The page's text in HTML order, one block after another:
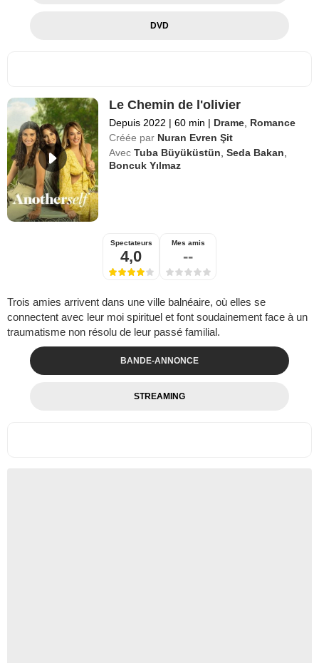
DVD
Le Chemin de l'olivier
Depuis 2022 | 60 min | Drame, Romance
Créée par Nuran Evren Şit
Avec Tuba Büyüküstün,Seda Bakan,
Boncuk Yılmaz
Spectateurs
4,0
Mes amis
--
Trois amies arrivent dans une ville balnéaire, où elles se
connectent avec leur moi spirituel et font soudainement face à un
traumatisme non résolu de leur passé familial.
BANDE-ANNONCE
STREAMING